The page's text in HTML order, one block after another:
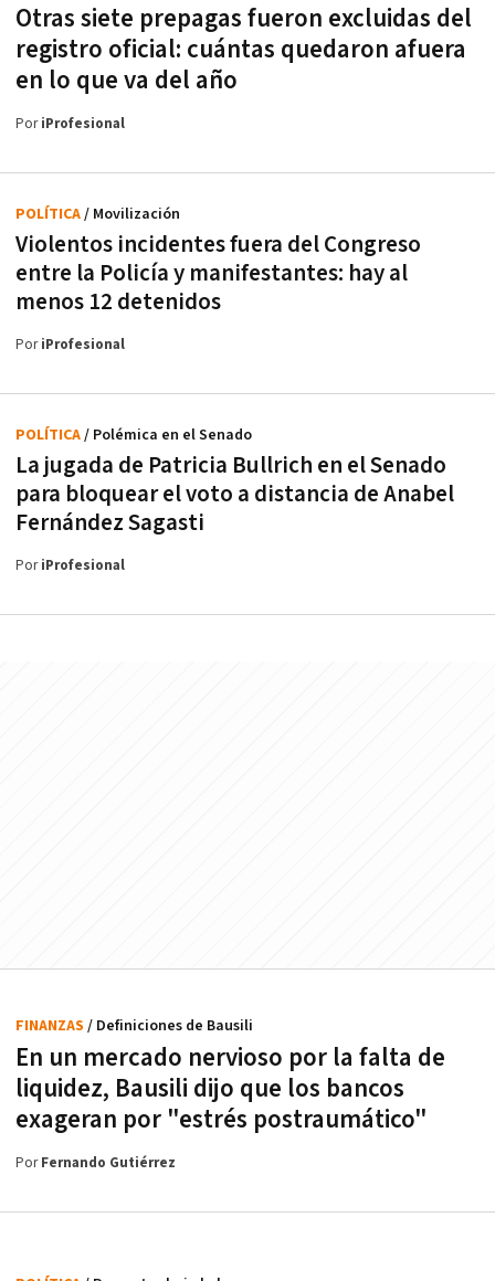
Otras siete prepagas fueron excluidas del
registro oficial: cuántas quedaron afuera
en lo que va del año
PoriProfesional
Violentos incidentes fuera del Congreso
entre la Policía y manifestantes: hay al
menos 12 detenidos
POLÍTICA/ Movilización
PoriProfesional
La jugada de Patricia Bullrich en el Senado
para bloquear el voto a distancia de Anabel
Fernández Sagasti
POLÍTICA/ Polémica en el Senado
PoriProfesional
En un mercado nervioso por la falta de
liquidez, Bausili dijo que los bancos
exageran por "estrés postraumático"
FINANZAS / Definiciones de Bausili
PorFernando Gutiérrez